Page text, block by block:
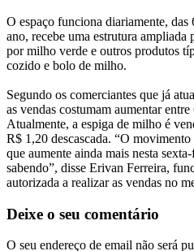
O espaço funciona diariamente, das
ano, recebe uma estrutura ampliada
por milho verde e outros produtos
cozido e bolo de milho.
Segundo os comerciantes que já
as vendas costumam aumentar
Atualmente, a espiga de milho é
R$ 1,20 descascada. “O
que aumente ainda mais nesta
sabendo”, disse Erivan Ferreira,
autorizada a realizar as vendas no
Deixe o seu comentário
O seu endereço de email não será